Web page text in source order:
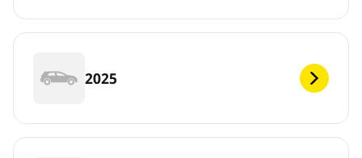
2025